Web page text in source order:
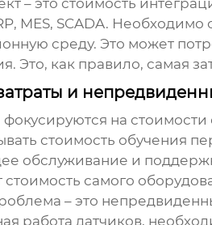
– это стоимость
MES, SCADA.
среду. Это может
Это, как правило, самая
и
на
стоимость обучения
обслуживание и
самого
– это
работа датчиков,